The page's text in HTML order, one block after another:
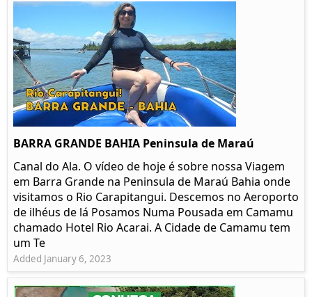
BARRA GRANDE BAHIA Peninsula de Maraú
Canal do Ala. O vídeo de hoje é sobre nossa Viagem
em Barra Grande na Peninsula de Maraú Bahia onde
visitamos o Rio Carapitangui. Descemos no Aeroporto
de ilhéus de lá Posamos Numa Pousada em Camamu
chamado Hotel Rio Acarai. A Cidade de Camamu tem
um Te
Added January 6, 2023